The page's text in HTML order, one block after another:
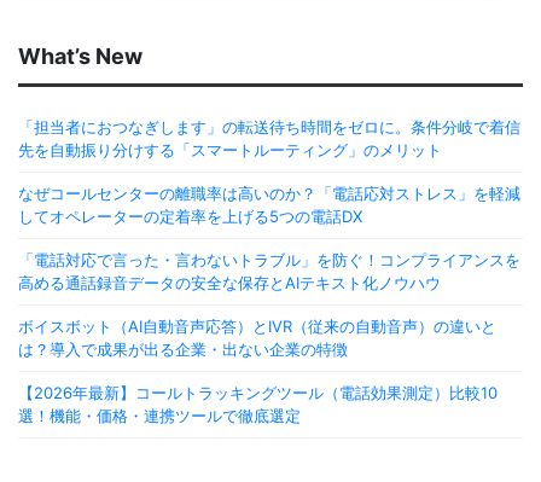
What’s New
「担当者におつなぎします」の転送待ち時間をゼロに。条件分岐で着信
先を自動振り分けする「スマートルーティング」のメリット
なぜコールセンターの離職率は高いのか？「電話応対ストレス」を軽減
してオペレーターの定着率を上げる5つの電話DX
「電話対応で言った・言わないトラブル」を防ぐ！コンプライアンスを
高める通話録音データの安全な保存とAIテキスト化ノウハウ
ボイスボット（AI自動音声応答）とIVR（従来の自動音声）の違いと
は？導入で成果が出る企業・出ない企業の特徴
【2026年最新】コールトラッキングツール（電話効果測定）比較10
選！機能・価格・連携ツールで徹底選定